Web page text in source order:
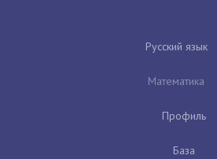
Русский язык
Математика
Профиль
База